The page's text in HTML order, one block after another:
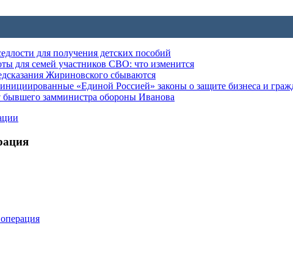
для получения детских пособий
для семей участников СВО: что изменится
Жириновского сбываются
«Единой Россией» законы о защите бизнеса и
бывшего замминистра обороны Иванова